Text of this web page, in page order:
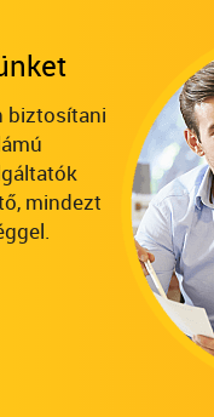
biztosítani
mindezt